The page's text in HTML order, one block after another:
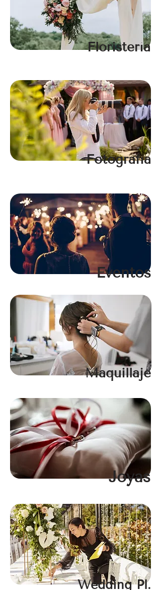
Floristería
Fotografía
Eventos
Maquillaje
Joyas
Wedding Pl.